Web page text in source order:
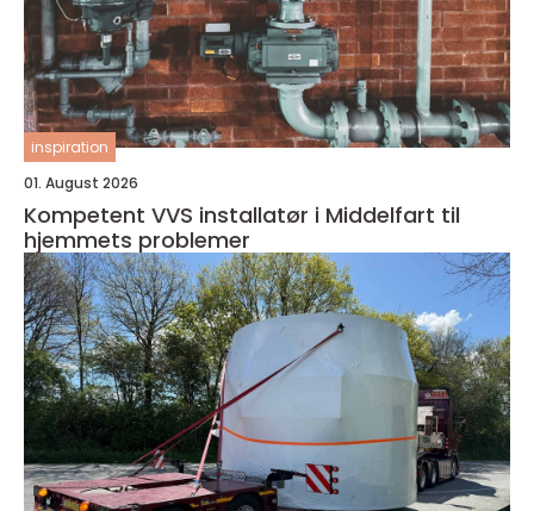
inspiration
01. August 2026
Kompetent VVS installatør i Middelfart til
hjemmets problemer